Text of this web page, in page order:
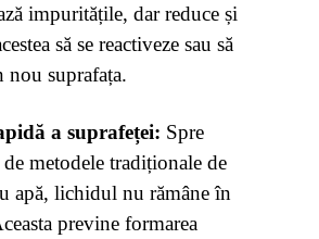
impuritățile, dar reduce și
să se reactiveze sau să
nou suprafața.
a suprafeței: Spre
de metodele tradiționale de
apă, lichidul nu rămâne în
previne formarea